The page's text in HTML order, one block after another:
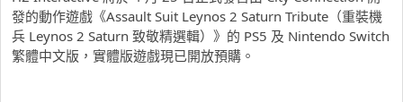
發的動作遊戲《Assault Suit Leynos 2 Saturn Tribute（重裝機
兵 Leynos 2 Saturn 致敬精選輯）》的 PS5 及 Nintendo Switch
繁體中文版，實體版遊戲現已開放預購。